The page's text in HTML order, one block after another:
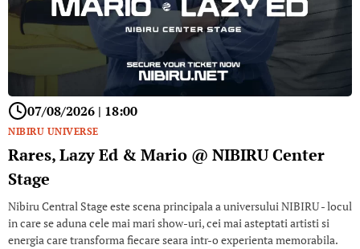
07/08/2026 | 18:00
NIBIRU UNIVERSE
Rares, Lazy Ed & Mario @ NIBIRU Center
Stage
Nibiru Central Stage este scena principala a universului NIBIRU - locul
in care se aduna cele mai mari show-uri, cei mai asteptati artisti si
energia care transforma fiecare seara intr-o experienta memorabila.